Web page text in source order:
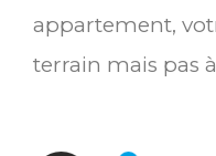
appartement,
terrain mais pas